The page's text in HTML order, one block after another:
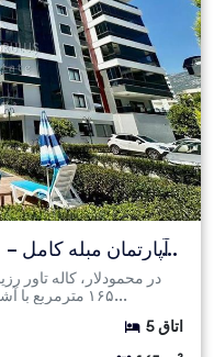
۱۶۵ مترمربع با آشپزخانهٔ جدا و مبلهٔ کامل. ۲ بالکن، استخر...
5 اتاق